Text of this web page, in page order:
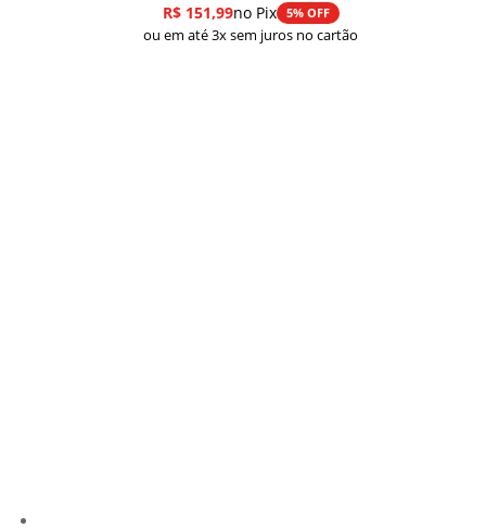
R$151,99no Pix 5% OFF
ou em até 3x sem juros no cartão